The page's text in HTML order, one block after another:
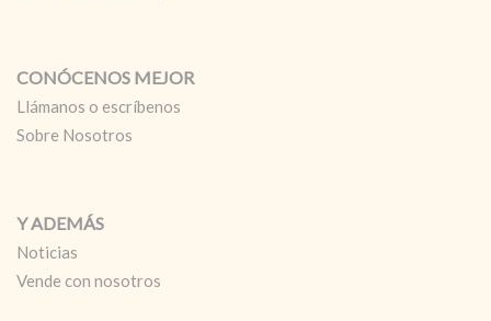
CONÓCENOS MEJOR
Llámanos o escríbenos
Sobre Nosotros
Y ADEMÁS
Noticias
Vende con nosotros